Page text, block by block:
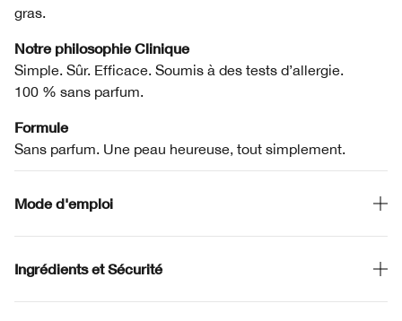
gras.
Notre philosophie Clinique
Simple. Sûr. Efficace. Soumis à des tests d’allergie.
100 % sans parfum.
Formule
Sans parfum. Une peau heureuse, tout simplement.
Mode d'emploi
Ingrédients et Sécurité